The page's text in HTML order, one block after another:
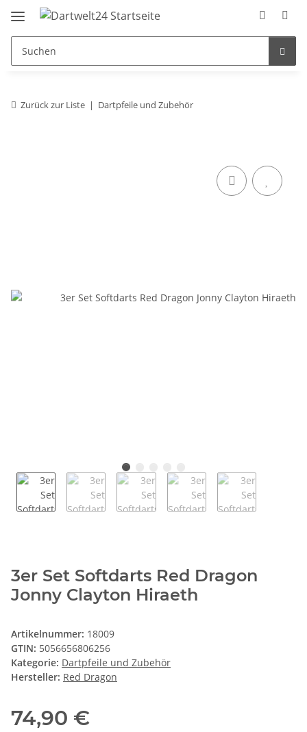
Zurück zur Liste Dartpfeile und Zubehör
3er Set Softdarts Red Dragon
Jonny Clayton Hiraeth
Artikelnummer: 18009
GTIN: 5056656806256
Kategorie: Dartpfeile und Zubehör
Hersteller: Red Dragon
74,90 €